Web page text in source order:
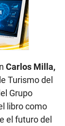
Carlos Milla,
Turismo del
Grupo
libro como
el futuro del